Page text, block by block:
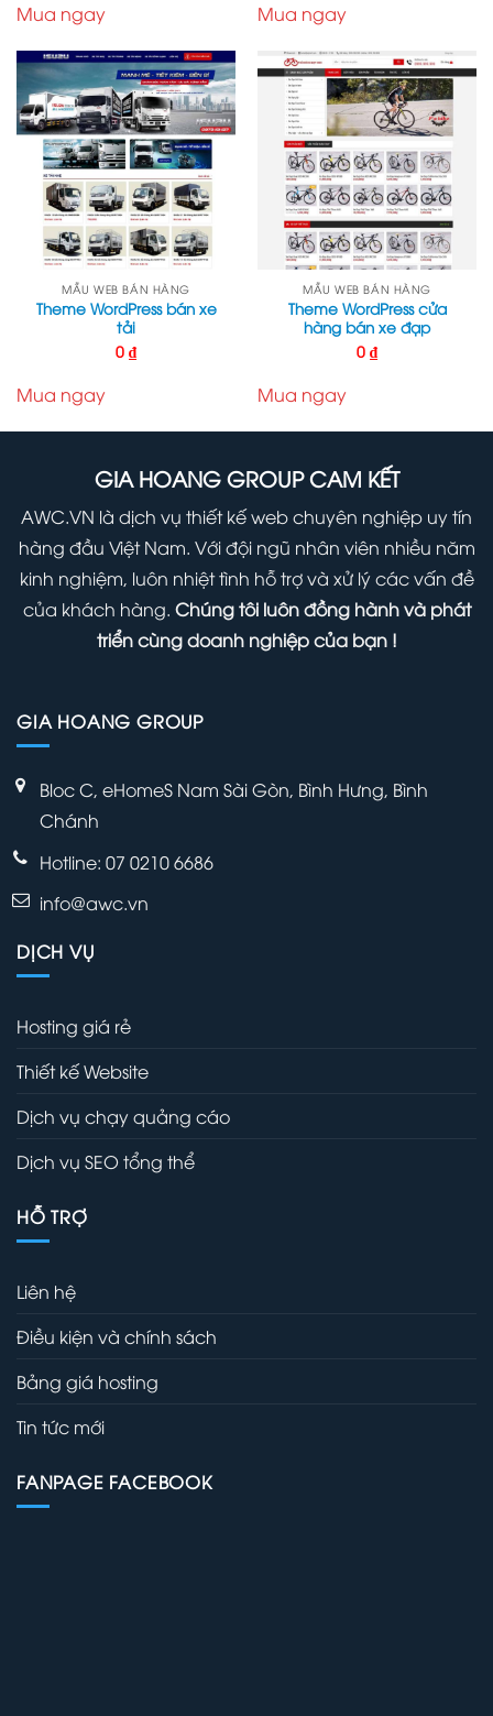
250,000 ₫.
Mua ngay Mua ngay
MẪU WEB BÁN HÀNG
Theme WordPress bán xe
tải
0 ₫
Mua ngay
MẪU WEB BÁN HÀNG
Theme WordPress cửa
hàng bán xe đạp
0 ₫
Mua ngay
GIA HOANG GROUP CAM KẾT
AWC.VN là dịch vụ thiết kế web chuyên nghiệp uy tín
hàng đầu Việt Nam. Với đội ngũ nhân viên nhiều năm
kinh nghiệm, luôn nhiệt tình hỗ trợ và xử lý các vấn đề
của khách hàng. Chúng tôi luôn đồng hành và phát
triển cùng doanh nghiệp của bạn !
GIA HOANG GROUP
Bloc C, eHomeS Nam Sài Gòn, Bình Hưng, Bình
Chánh
Hotline: 07 0210 6686
info@awc.vn
DỊCH VỤ
Hosting giá rẻ
Thiết kế Website
Dịch vụ chạy quảng cáo
Dịch vụ SEO tổng thể
HỖ TRỢ
Liên hệ
Điều kiện và chính sách
Bảng giá hosting
Tin tức mới
FANPAGE FACEBOOK